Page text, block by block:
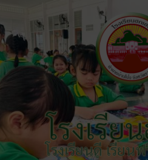
โรงเรีย
โรงเรียนดี เรีย